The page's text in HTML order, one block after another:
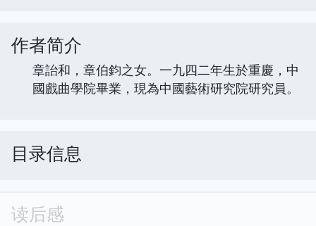
作者简介
章詒和，章伯鈞之女。一九四二年生於重慶，中
國戲曲學院畢業，現為中國藝術研究院研究員。
目录信息
读后感